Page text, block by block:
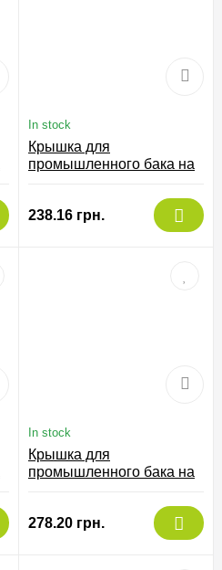
In stock
Крышка для
промышленного бака на
238.16 грн.
In stock
Крышка для
промышленного бака на
278.20 грн.